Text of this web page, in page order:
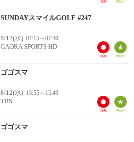
SUNDAYスマイルGOLF #247
8/12(水) 07:15～07:30
GAORA SPORTS HD
ゴゴスマ
8/12(水) 13:55～15:49
TBS
ゴゴスマ